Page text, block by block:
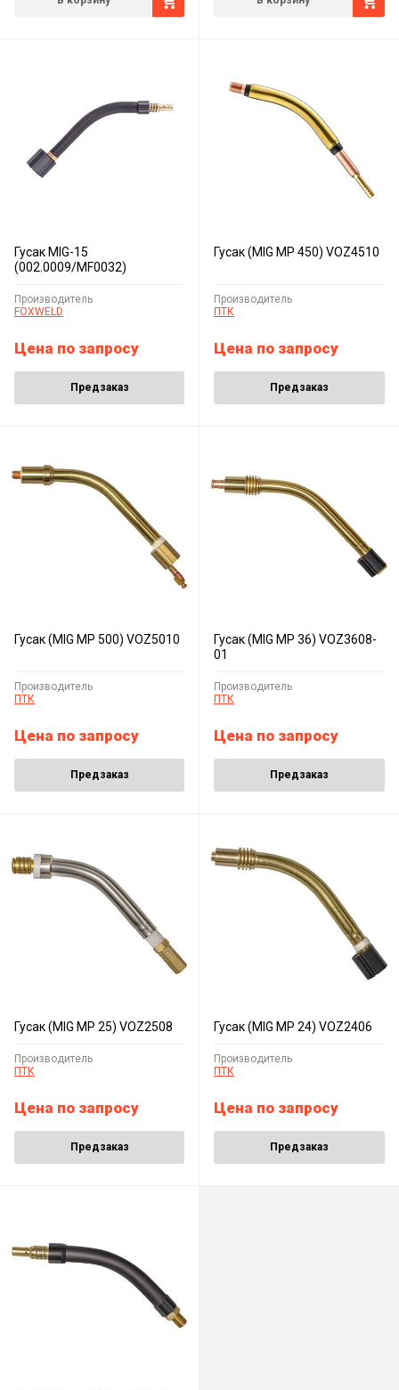
Гусак MIG-15
(002.0009/MF0032)
Производитель
FOXWELD
Цена по запросу
Предзаказ
Гусак (MIG MP 450) VOZ4510
Производитель
ПТК
Цена по запросу
Предзаказ
Гусак (MIG MP 500) VOZ5010
Производитель
ПТК
Цена по запросу
Предзаказ
Гусак (MIG MP 36) VOZ3608-
01
Производитель
ПТК
Цена по запросу
Предзаказ
Гусак (MIG MP 25) VOZ2508
Производитель
ПТК
Цена по запросу
Предзаказ
Гусак (MIG MP 24) VOZ2406
Производитель
ПТК
Цена по запросу
Предзаказ